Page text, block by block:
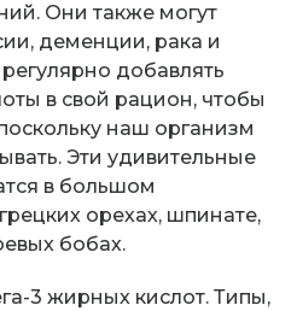
Они также могут
деменции, рака и
добавлять
в свой рацион, чтобы
наш организм
Эти удивительные
в большом
орехах, шпинате,
бобах.
3 жирных кислот. Типы,